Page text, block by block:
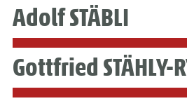
Adolf STÄBLI
Gottfried STÄHLY-